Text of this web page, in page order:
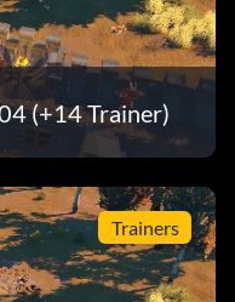
(+14 Trainer)
Trainers